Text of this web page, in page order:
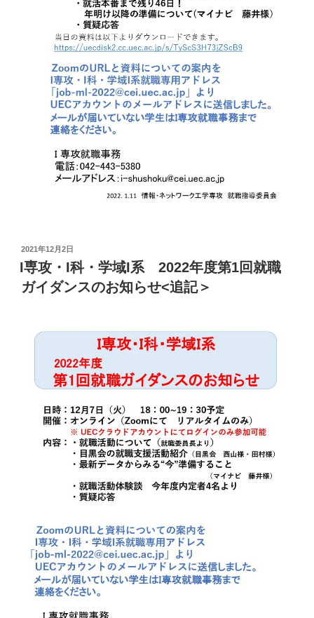
投
稿
日:
2021年12月2日
I専攻・I科・学域I系 2022年度第1回就職
ガイダンスのお知らせ<追記＞